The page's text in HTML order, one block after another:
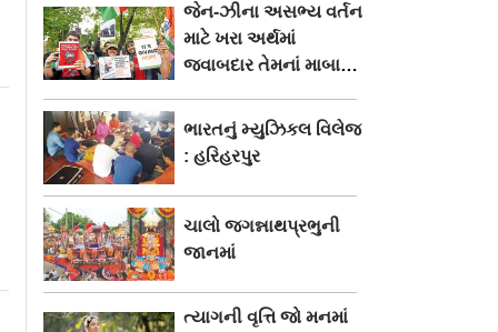
જેન-ઝીના અસભ્ય વર્તન
માટે ખરા અર્થમાં
જવાબદાર તેમનાં માબાપ
ભારતનું મ્યુઝિકલ વિલેજ
: હરિહરપુર
ચાલો જગન્નાથપ્રભુની
જાનમાં
ત્યાગની વૃત્તિ જો મનમાં